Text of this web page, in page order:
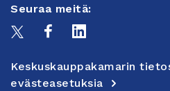
Seuraa meitä:
Keskuskauppakamarin
evästeasetuksia